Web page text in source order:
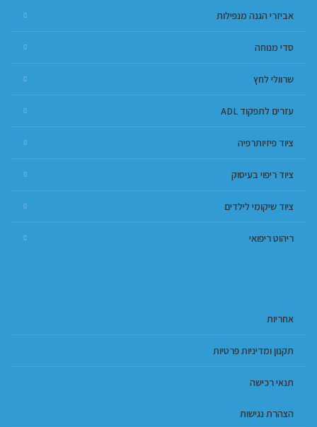
אביזרי הגנה מנפילות
סדי מנוחה
שרוולי לחץ
עזרים לתפקוד ADL
ציוד פיזיותרפיה
ציוד ריפוי בעיסוק
ציוד שיקומי לילדים
ריהוט ריפואי
אחריות
תקנון ומדיניות פרטיות
תנאי רכישה
הצהרת נגישות